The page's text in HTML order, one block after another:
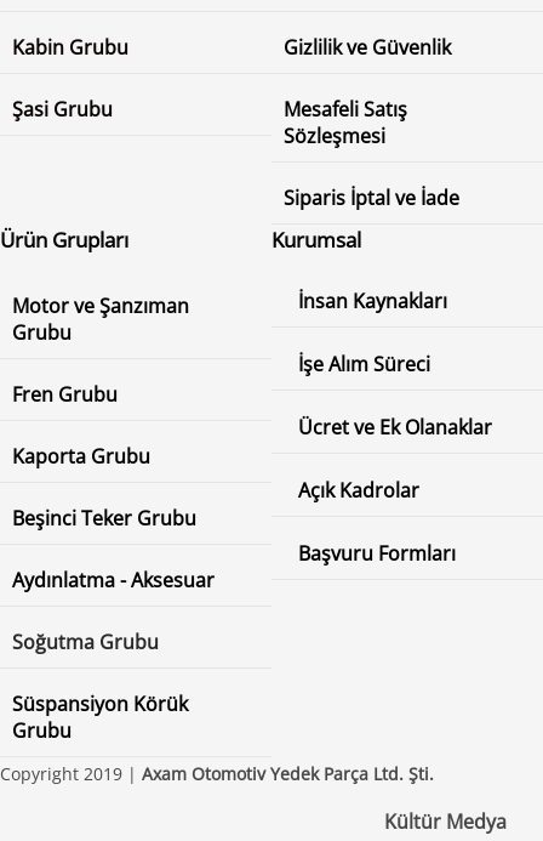
Kabin Grubu
Şasi Grubu
Gizlilik ve Güvenlik
Mesafeli Satış
Sözleşmesi
Siparis İptal ve İade
Ürün Grupları
Motor ve Şanzıman
Grubu
Fren Grubu
Kaporta Grubu
Beşinci Teker Grubu
Aydınlatma - Aksesuar
Soğutma Grubu
Süspansiyon Körük
Grubu
Kurumsal
İnsan Kaynakları
İşe Alım Süreci
Ücret ve Ek Olanaklar
Açık Kadrolar
Başvuru Formları
Copyright 2019 | Axam Otomotiv Yedek Parça Ltd. Şti.
Kültür Medya